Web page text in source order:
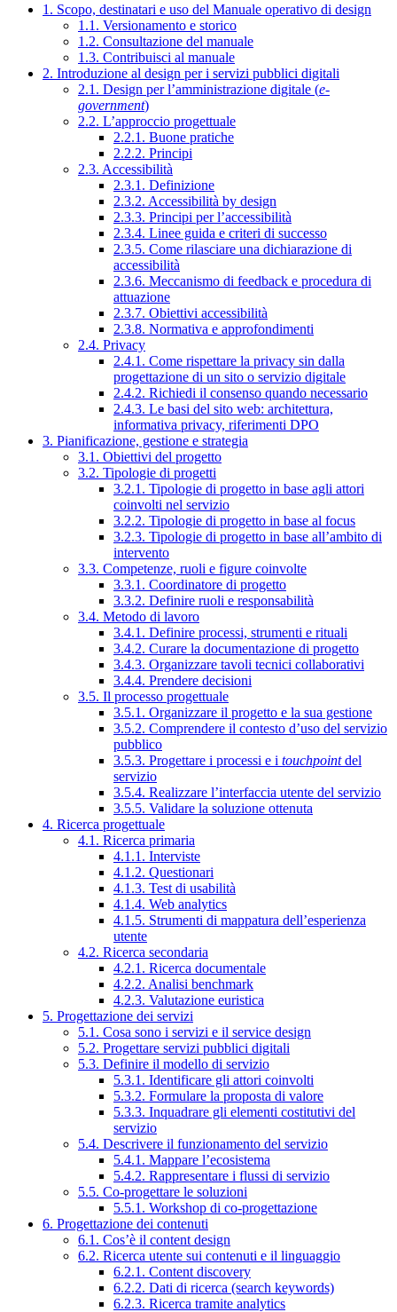
1. Scopo, destinatari e uso del Manuale operativo di design
1.1. Versionamento e storico
1.2. Consultazione del manuale
1.3. Contribuisci al manuale
2. Introduzione al design per i servizi pubblici digitali
2.1. Design per l’amministrazione digitale (e-
government)
2.2. L’approccio progettuale
2.2.1. Buone pratiche
2.2.2. Principi
2.3. Accessibilità
2.3.1. Definizione
2.3.2. Accessibilità by design
2.3.3. Principi per l’accessibilità
2.3.4. Linee guida e criteri di successo
2.3.5. Come rilasciare una dichiarazione di
accessibilità
2.3.6. Meccanismo di feedback e procedura di
attuazione
2.3.7. Obiettivi accessibilità
2.3.8. Normativa e approfondimenti
2.4. Privacy
2.4.1. Come rispettare la privacy sin dalla
progettazione di un sito o servizio digitale
2.4.2. Richiedi il consenso quando necessario
2.4.3. Le basi del sito web: architettura,
informativa privacy, riferimenti DPO
3. Pianificazione, gestione e strategia
3.1. Obiettivi del progetto
3.2. Tipologie di progetti
3.2.1. Tipologie di progetto in base agli attori
coinvolti nel servizio
3.2.2. Tipologie di progetto in base al focus
3.2.3. Tipologie di progetto in base all’ambito di
intervento
3.3. Competenze, ruoli e figure coinvolte
3.3.1. Coordinatore di progetto
3.3.2. Definire ruoli e responsabilità
3.4. Metodo di lavoro
3.4.1. Definire processi, strumenti e rituali
3.4.2. Curare la documentazione di progetto
3.4.3. Organizzare tavoli tecnici collaborativi
3.4.4. Prendere decisioni
3.5. Il processo progettuale
3.5.1. Organizzare il progetto e la sua gestione
3.5.2. Comprendere il contesto d’uso del servizio
pubblico
3.5.3. Progettare i processi e i touchpointdel
servizio
3.5.4. Realizzare l’interfaccia utente del servizio
3.5.5. Validare la soluzione ottenuta
4. Ricerca progettuale
4.1. Ricerca primaria
4.1.1. Interviste
4.1.2. Questionari
4.1.3. Test di usabilità
4.1.4. Web analytics
4.1.5. Strumenti di mappatura dell’esperienza
utente
4.2. Ricerca secondaria
4.2.1. Ricerca documentale
4.2.2. Analisi benchmark
4.2.3. Valutazione euristica
5. Progettazione dei servizi
5.1. Cosa sono i servizi e il service design
5.2. Progettare servizi pubblici digitali
5.3. Definire il modello di servizio
5.3.1. Identificare gli attori coinvolti
5.3.2. Formulare la proposta di valore
5.3.3. Inquadrare gli elementi costitutivi del
servizio
5.4. Descrivere il funzionamento del servizio
5.4.1. Mappare l’ecosistema
5.4.2. Rappresentare i flussi di servizio
5.5. Co-progettare le soluzioni
5.5.1. Workshop di co-progettazione
6. Progettazione dei contenuti
6.1. Cos’è il content design
6.2. Ricerca utente sui contenuti e il linguaggio
6.2.1. Content discovery
6.2.2. Dati di ricerca (search keywords)
6.2.3. Ricerca tramite analytics